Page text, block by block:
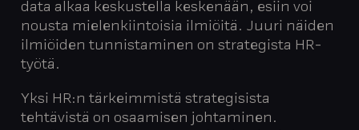
data alkaa keskustella keskenään, esiin voi
nousta mielenkiintoisia ilmiöitä. Juuri näiden
ilmiöiden tunnistaminen on strategista HR-
työtä.
Yksi HR:n tärkeimmistä strategisista
tehtävistä on osaamisen johtaminen.